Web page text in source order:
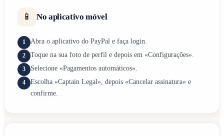
📱 No aplicativo móvel
1 Abra o aplicativo do PayPal e faça login.
2 Toque na sua foto de perfil e depois em «Configurações».
3 Selecione «Pagamentos automáticos».
4
Escolha «Captain Legal», depois «Cancelar assinatura» e
confirme.